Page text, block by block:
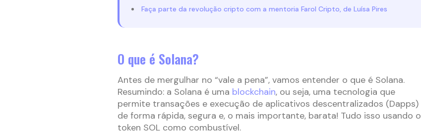
Faça parte da revolução cripto com a mentoria Farol Cripto, de Luísa Pires
O que é Solana?
Antes de mergulhar no “vale a pena”, vamos entender o que é Solana.
Resumindo: a Solana é uma blockchain, ou seja, uma tecnologia que
permite transações e execução de aplicativos descentralizados (Dapps)
de forma rápida, segura e, o mais importante, barata! Tudo isso usando o
token SOL como combustível.